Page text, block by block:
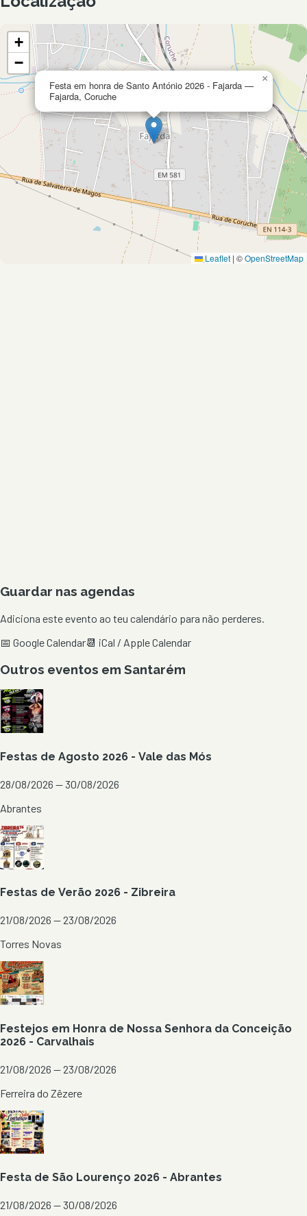
Festa em honra de Santo António 2026 - Fajarda —
Fajarda, Coruche
×
+
−
Leaflet | ©OpenStreetMap
Guardar nas agendas
Adiciona este evento ao teu calendário para não perderes.
📅 Google Calendar📆 iCal / Apple Calendar
Outros eventos em Santarém
Festas de Agosto 2026 - Vale das Mós
28/08/2026 — 30/08/2026
Abrantes
Festas de Verão 2026 - Zibreira
21/08/2026 — 23/08/2026
Torres Novas
Festejos em Honra de Nossa Senhora da Conceição
2026 - Carvalhais
21/08/2026 — 23/08/2026
Ferreira do Zêzere
Festa de São Lourenço 2026 - Abrantes
21/08/2026 — 30/08/2026